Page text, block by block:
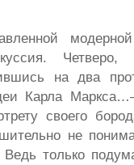
Четверо,
на два
Карла
своего
не
только